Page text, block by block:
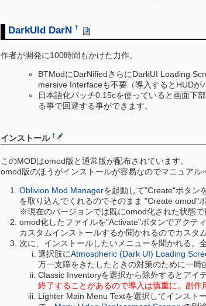
DarkUId DarN †
作者が開発に100時間もかけた力作。
BTModにDarNifiedさらにDarkUI Loading
mersive Interfaceも不要（導入するとHUDが
日本語化パッチ0.15cを使っていると画面下
る事で回避する事ができます。
インストール †
このMODはomod版と通常版が配布されています。
omod版のほうがインストールが容易なのでマニュアル
Oblivion Mod Managerを起動して"Create"ボタン
を取り込んでくれるのでそのまま "Create omod"
※現在のバージョンでは既にomod化された状態で
omod化したファイルを"Activate"ボタンでアクテ
カスタムインストールするか聞かれるのでカスタ
次に、インストールしたいメニューを聞かれる。
選択肢にAtmospheric (Dark UI) Loading
万一支障をきたしたときの対策のために一時
Classic Inventoryを選択から除外するとアイ
終了することがあるので導入は慎重に。副作
Lighter Main Menu Textを選択してインスト